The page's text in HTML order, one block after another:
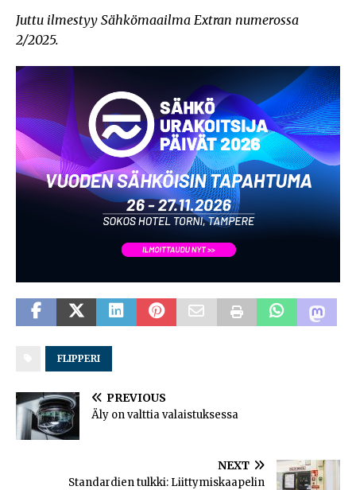
Juttu ilmestyy Sähkömaailma Extran numerossa
2/2025.
FLIPPERI
PREVIOUS
Äly on valttia valaistuksessa
NEXT
Standardien tulkki: Liittymiskaapelin